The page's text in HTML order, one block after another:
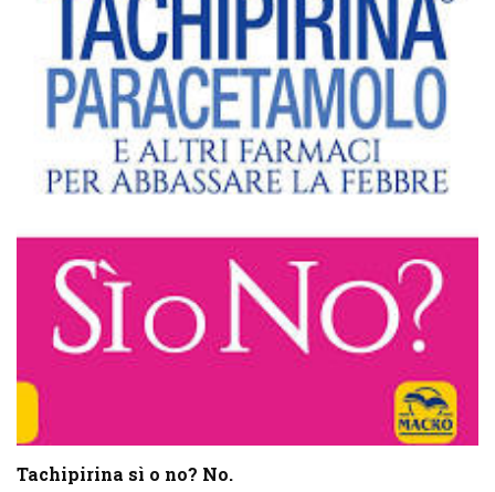
Tachipirina sì o no? No.